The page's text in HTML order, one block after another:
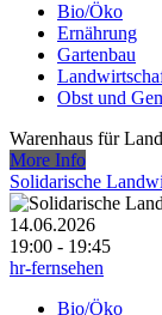
Bio/Öko
Ernährung
Gartenbau
Obst und
Warenhaus für
More Info
Solidarische
14.06.2026
19:00 - 19:45
hr-fernsehen
Bio/Öko